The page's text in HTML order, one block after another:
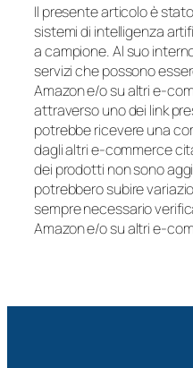
Il presente articolo è
sistemi di intelligenza
a campione. Al suo
servizi che possono
Amazon e/o su altri e-
attraverso uno dei link
potrebbe ricevere una
dagli altri e-commerce
dei prodotti non sono
potrebbero subire
sempre necessario
Amazon e/o su altri e-